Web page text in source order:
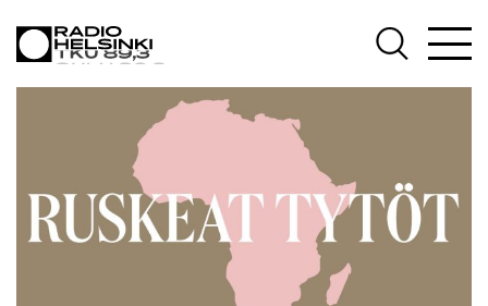
AJANKOHTAISTA
OHJELMAT
TEKIJÄT
ON-DEMAND